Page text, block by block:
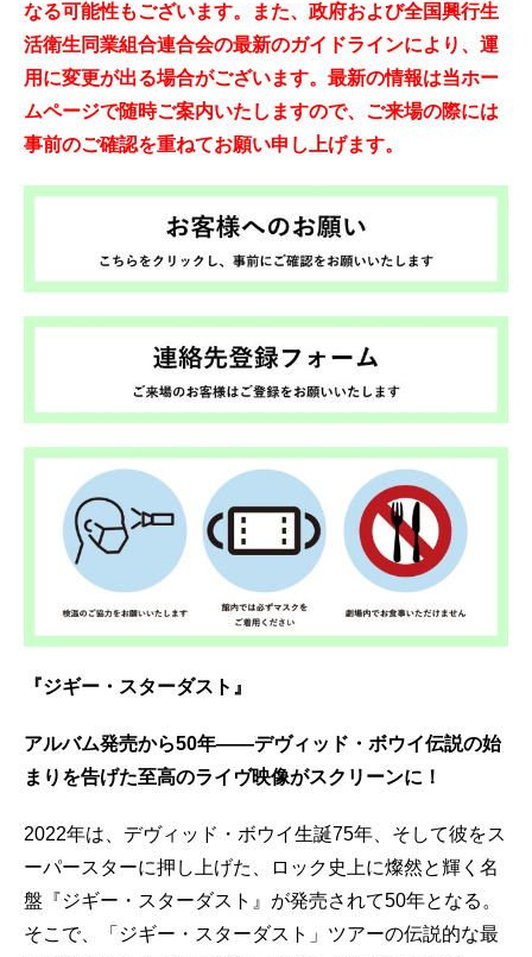
なる可能性もございます。また、政府および全国興行生
活衛生同業組合連合会の最新のガイドラインにより、運
用に変更が出る場合がございます。最新の情報は当ホー
ムページで随時ご案内いたしますので、ご来場の際には
事前のご確認を重ねてお願い申し上げます。
『ジギー・スターダスト』
アルバム発売から50年——デヴィッド・ボウイ伝説の始
まりを告げた至高のライヴ映像がスクリーンに！
2022年は、デヴィッド・ボウイ生誕75年、そして彼をス
ーパースターに押し上げた、ロック史上に燦然と輝く名
盤『ジギー・スターダスト』が発売されて50年となる。
そこで、「ジギー・スターダスト」ツアーの伝説的な最